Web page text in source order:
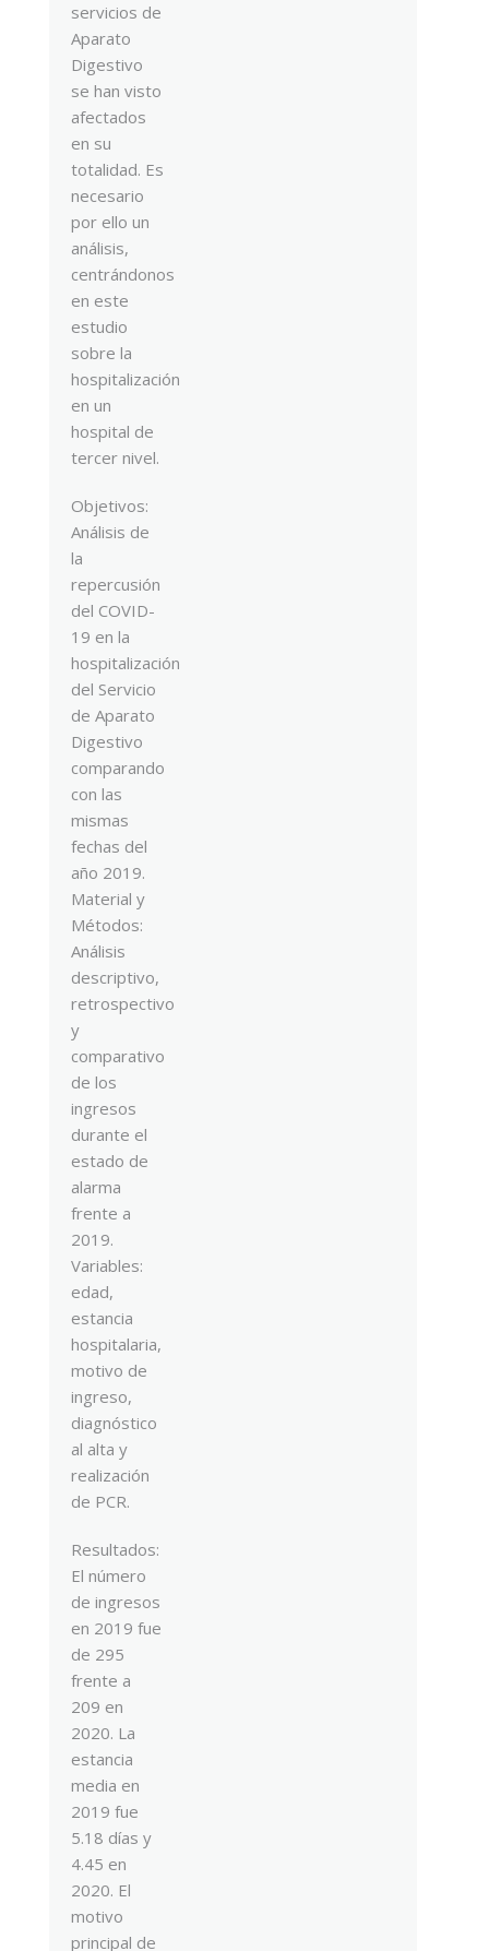
servicios de
Aparato
Digestivo
se han visto
afectados
en su
totalidad. Es
necesario
por ello un
análisis,
centrándonos
en este
estudio
sobre la
hospitalización
en un
hospital de
tercer nivel.
Objetivos:
Análisis de
la
repercusión
del COVID-
19 en la
hospitalización
del Servicio
de Aparato
Digestivo
comparando
con las
mismas
fechas del
año 2019.
Material y
Métodos:
Análisis
descriptivo,
retrospectivo
y
comparativo
de los
ingresos
durante el
estado de
alarma
frente a
2019.
Variables:
edad,
estancia
hospitalaria,
motivo de
ingreso,
diagnóstico
al alta y
realización
de PCR.
Resultados:
El número
de ingresos
en 2019 fue
de 295
frente a
209 en
2020. La
estancia
media en
2019 fue
5.18 días y
4.45 en
2020. El
motivo
principal de